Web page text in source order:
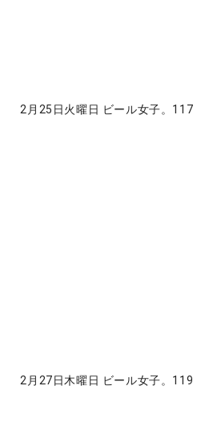
2月25日火曜日 ビール女子。117
2月27日木曜日 ビール女子。119